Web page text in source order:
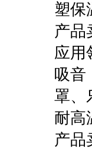
塑保
产
应用
吸音
罩、
耐高
产品